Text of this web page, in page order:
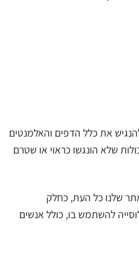
את כלל הדפים והאלמנטים
שלא הונגשו כראוי או שטרם
שלנו כל העת, כחלק
להשתמש בו, כולל אנשים